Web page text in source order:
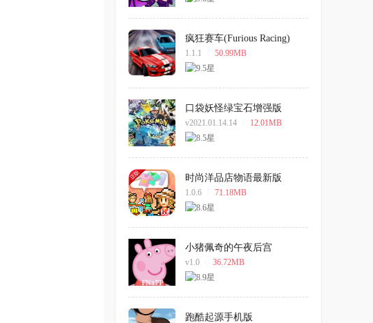
疯狂赛车(Furious Racing)
1.1.1 50.99MB
口袋妖怪绿宝石增强版
v2021.01.14.14 12.01MB
时尚洋品店物语最新版
1.0.6 71.18MB
小猪佩奇的午夜后宫
v1.0 36.72MB
跑酷起源手机版